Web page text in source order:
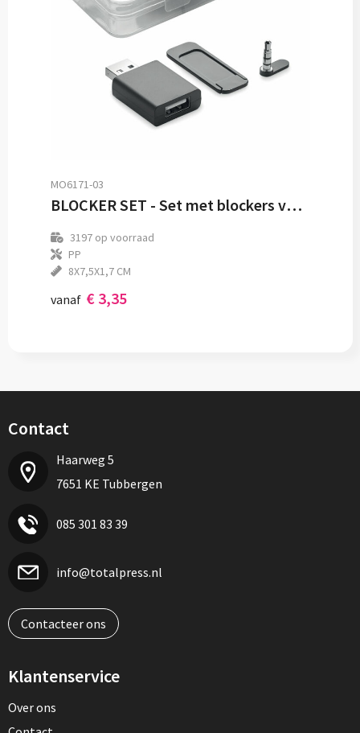
MO6171-03
BLOCKER SET - Set met blockers voor laptop
3197op voorraad
PP
8X7,5X1,7 CM
vanaf € 3,35
Contact
Haarweg 5
7651 KE Tubbergen
085 301 83 39
info@totalpress.nl
Contacteer ons
Klantenservice
Over ons